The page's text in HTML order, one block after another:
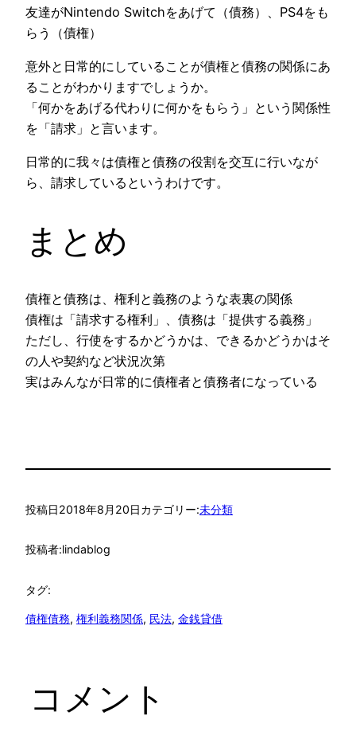
友達がNintendo Switchをあげて（債務）、PS4をも
らう（債権）
意外と日常的にしていることが債権と債務の関係にあ
ることがわかりますでしょうか。
「何かをあげる代わりに何かをもらう」という関係性
を「請求」と言います。
日常的に我々は債権と債務の役割を交互に行いなが
ら、請求しているというわけです。
まとめ
債権と債務は、権利と義務のような表裏の関係
債権は「請求する権利」、債務は「提供する義務」
ただし、行使をするかどうかは、できるかどうかはそ
の人や契約など状況次第
実はみんなが日常的に債権者と債務者になっている
投稿日2018年8月20日カテゴリー:未分類
投稿者:lindablog
タグ:
債権債務, 権利義務関係, 民法, 金銭貸借
コメント